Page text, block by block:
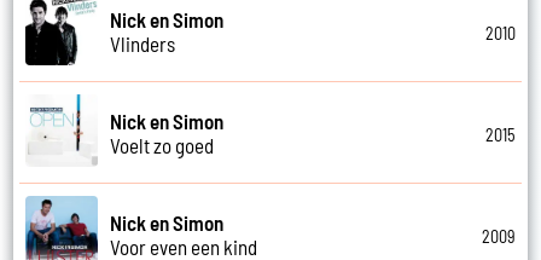
Nick en Simon
Vlinders
2010
Nick en Simon
Voelt zo goed
2015
Nick en Simon
Voor even een kind
2009